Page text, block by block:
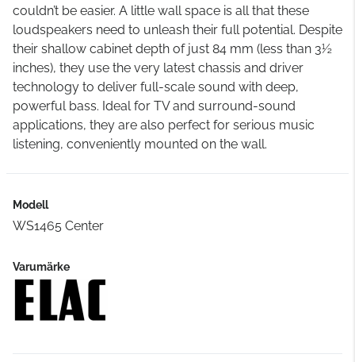
couldn’t be easier. A little wall space is all that these
loudspeakers need to unleash their full potential. Despite
their shallow cabinet depth of just 84 mm (less than 3½
inches), they use the very latest chassis and driver
technology to deliver full-scale sound with deep,
powerful bass. Ideal for TV and surround-sound
applications, they are also perfect for serious music
listening, conveniently mounted on the wall.
Modell
WS1465 Center
Varumärke